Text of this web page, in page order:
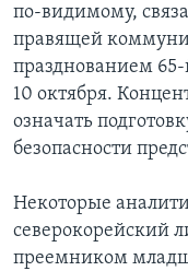
СОЦИАЛЬНЫЕ СЕТИ
Языки
по-видимому,
правящей
празднованием
10 октября.
означать
безопасности
Некоторые
северокорейский
преемником